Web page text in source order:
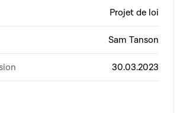
Projet de loi
Sam Tanson
30.03.2023